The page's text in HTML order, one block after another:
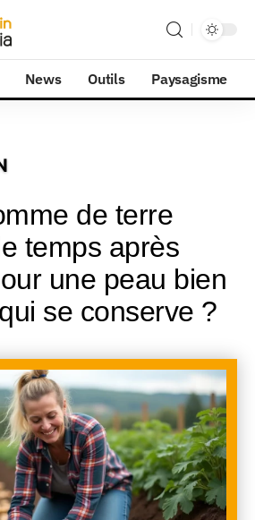
News Outils Paysagisme
de terre
temps après
une peau bien
se conserve ?